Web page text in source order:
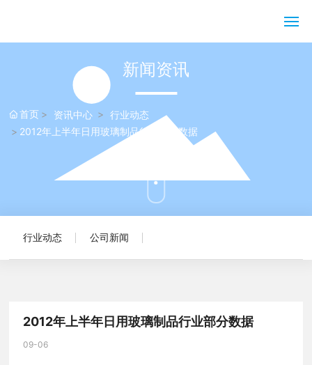
产品展示
联系我们
新闻资讯
首页 资讯中心
行业动态
2012年上半年日用玻璃制品行业部分数据
行业动态 公司新闻
2012年上半年日用玻璃制品行业部分数据
09-06